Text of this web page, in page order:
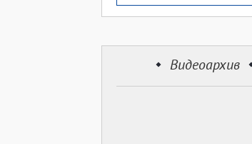
Видеоархив